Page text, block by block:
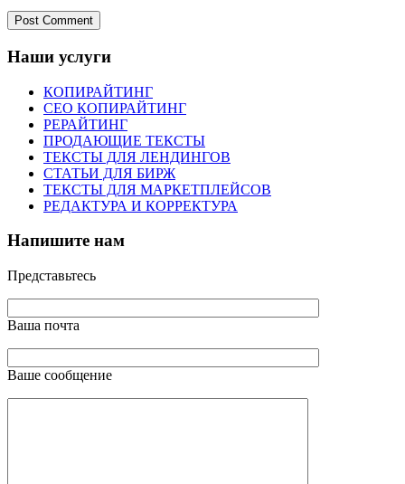
Наши услуги
КОПИРАЙТИНГ
СЕО КОПИРАЙТИНГ
РЕРАЙТИНГ
ПРОДАЮЩИЕ ТЕКСТЫ
ТЕКСТЫ ДЛЯ ЛЕНДИНГОВ
СТАТЬИ ДЛЯ БИРЖ
ТЕКСТЫ ДЛЯ МАРКЕТПЛЕЙСОВ
РЕДАКТУРА И КОРРЕКТУРА
Напишите нам
Представьтесь
Ваша почта
Ваше сообщение